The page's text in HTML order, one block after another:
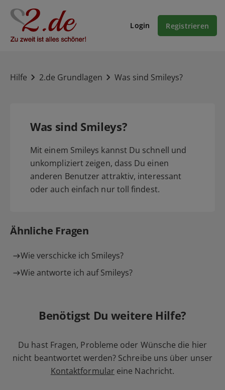
Login Registrieren
Hilfe 2.de Grundlagen Was sind Smileys?
Was sind Smileys?
Mit einem Smileys kannst Du schnell und
unkompliziert zeigen, dass Du einen
anderen Benutzer attraktiv, interessant
oder auch einfach nur toll findest.
Ähnliche Fragen
Wie verschicke ich Smileys?
Wie antworte ich auf Smileys?
Benötigst Du weitere Hilfe?
Du hast Fragen, Probleme oder Wünsche die hier
nicht beantwortet werden? Schreibe uns über unser
Kontaktformular eine Nachricht.